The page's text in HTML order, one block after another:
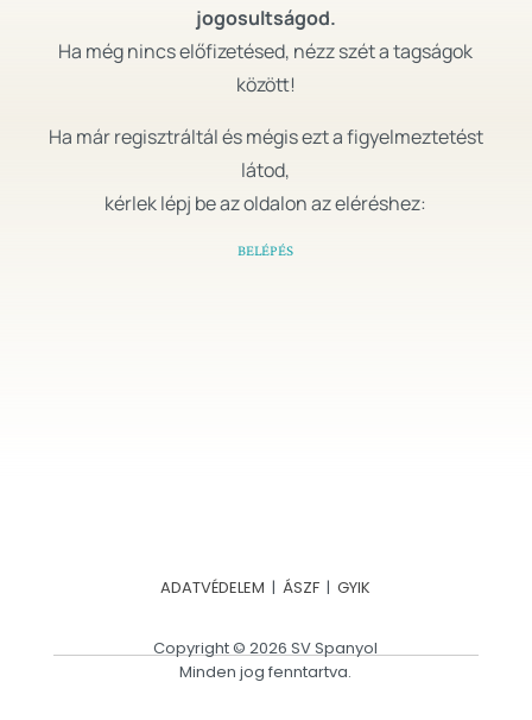
jogosultságod.
Ha még nincs előfizetésed, nézz szét a tagságok
között!
Ha már regisztráltál és mégis ezt a figyelmeztetést
látod,
kérlek lépj be az oldalon az eléréshez:
BELÉPÉS
ADATVÉDELEM | ÁSZF |GYIK
Copyright © 2026 SV Spanyol
Minden jog fenntartva.